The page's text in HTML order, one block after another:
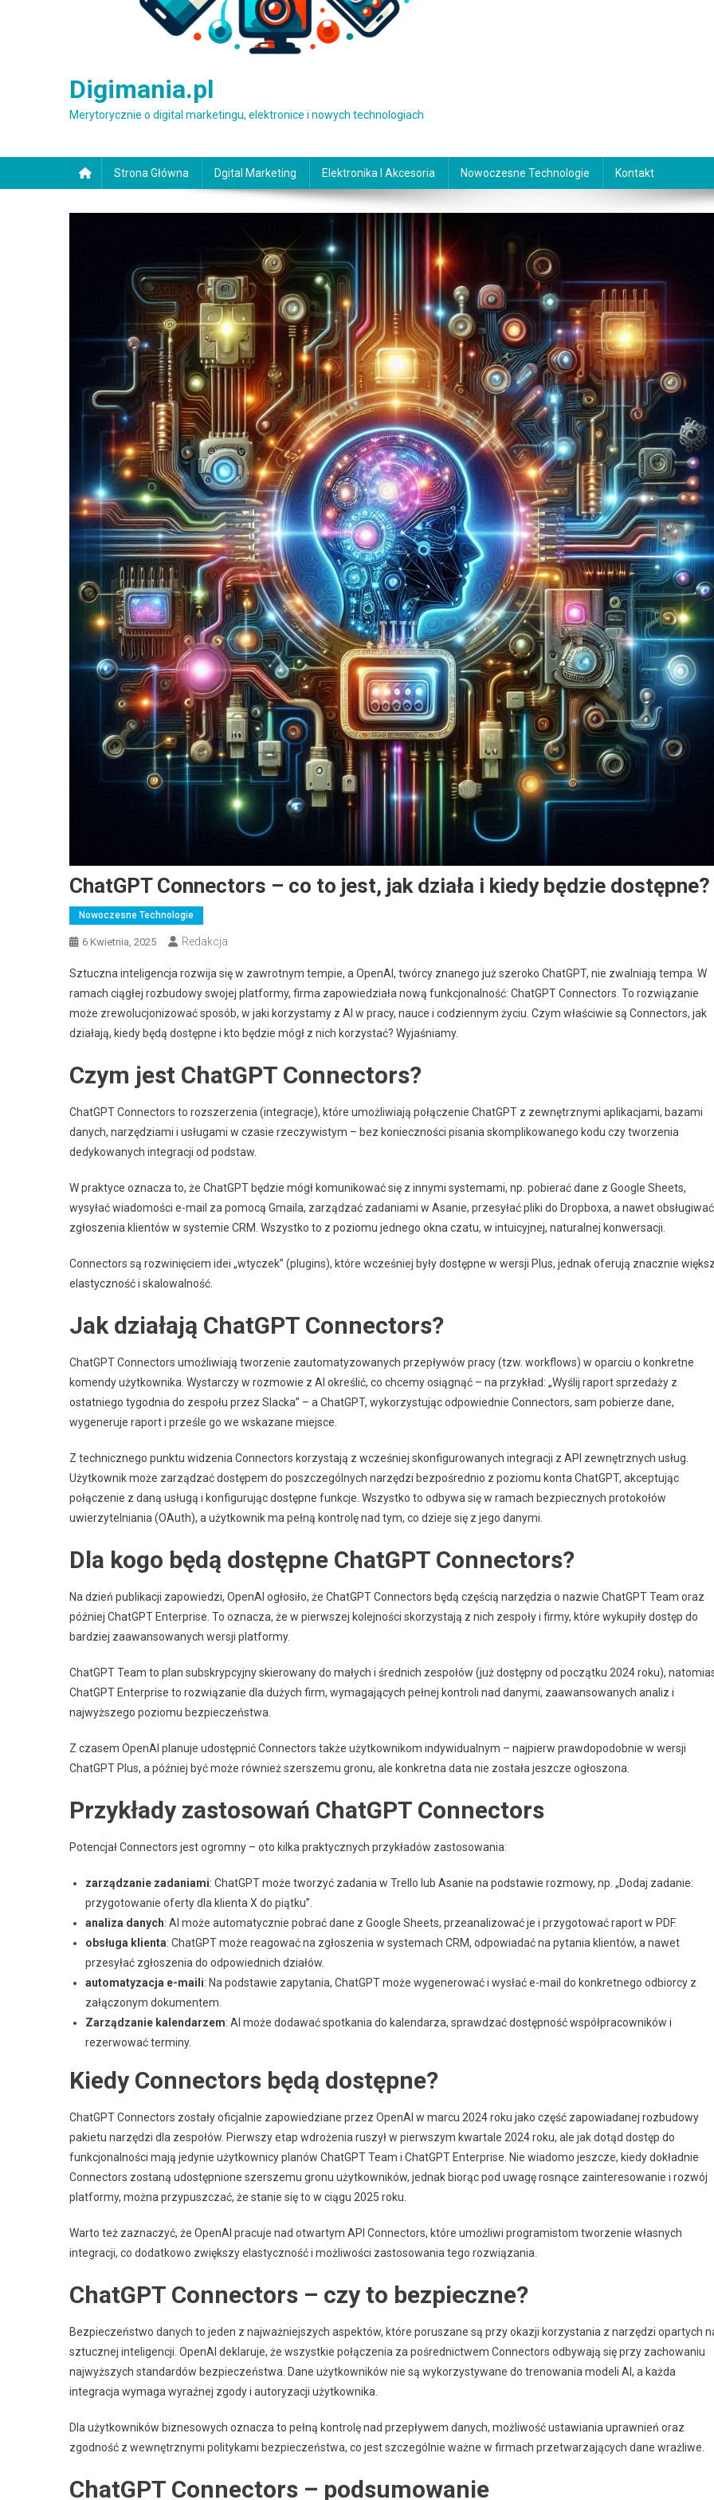
Digimania.pl
Merytorycznie o digital marketingu, elektronice i nowych technologiach
Strona Główna Dgital Marketing Elektronika I Akcesoria Nowoczesne Technologie Kontakt
ChatGPT Connectors – co to jest, jak działa i kiedy będzie dostępne?
Nowoczesne Technologie
6 Kwietnia, 2025 Redakcja
Sztuczna inteligencja rozwija się w zawrotnym tempie, a OpenAI, twórcy znanego już szeroko ChatGPT, nie zwalniają tempa. W
ramach ciągłej rozbudowy swojej platformy, firma zapowiedziała nową funkcjonalność: ChatGPT Connectors. To rozwiązanie
może zrewolucjonizować sposób, w jaki korzystamy z AI w pracy, nauce i codziennym życiu. Czym właściwie są Connectors, jak
działają, kiedy będą dostępne i kto będzie mógł z nich korzystać? Wyjaśniamy.
Czym jest ChatGPT Connectors?
ChatGPT Connectors to rozszerzenia (integracje), które umożliwiają połączenie ChatGPT z zewnętrznymi aplikacjami, bazami
danych, narzędziami i usługami w czasie rzeczywistym – bez konieczności pisania skomplikowanego kodu czy tworzenia
dedykowanych integracji od podstaw.
W praktyce oznacza to, że ChatGPT będzie mógł komunikować się z innymi systemami, np. pobierać dane z Google Sheets,
wysyłać wiadomości e-mail za pomocą Gmaila, zarządzać zadaniami w Asanie, przesyłać pliki do Dropboxa, a nawet obsługiwać
zgłoszenia klientów w systemie CRM. Wszystko to z poziomu jednego okna czatu, w intuicyjnej, naturalnej konwersacji.
Connectors są rozwinięciem idei „wtyczek” (plugins), które wcześniej były dostępne w wersji Plus, jednak oferują znacznie
elastyczność i skalowalność.
Jak działają ChatGPT Connectors?
ChatGPT Connectors umożliwiają tworzenie zautomatyzowanych przepływów pracy (tzw. workflows) w oparciu o konkretne
komendy użytkownika. Wystarczy w rozmowie z AI określić, co chcemy osiągnąć – na przykład: „Wyślij raport sprzedaży z
ostatniego tygodnia do zespołu przez Slacka” – a ChatGPT, wykorzystując odpowiednie Connectors, sam pobierze dane,
wygeneruje raport i prześle go we wskazane miejsce.
Z technicznego punktu widzenia Connectors korzystają z wcześniej skonfigurowanych integracji z API zewnętrznych usług.
Użytkownik może zarządzać dostępem do poszczególnych narzędzi bezpośrednio z poziomu konta ChatGPT, akceptując
połączenie z daną usługą i konfigurując dostępne funkcje. Wszystko to odbywa się w ramach bezpiecznych protokołów
uwierzytelniania (OAuth), a użytkownik ma pełną kontrolę nad tym, co dzieje się z jego danymi.
Dla kogo będą dostępne ChatGPT Connectors?
Na dzień publikacji zapowiedzi, OpenAI ogłosiło, że ChatGPT Connectors będą częścią narzędzia o nazwie ChatGPT Team oraz
później ChatGPT Enterprise. To oznacza, że w pierwszej kolejności skorzystają z nich zespoły i firmy, które wykupiły dostęp do
bardziej zaawansowanych wersji platformy.
ChatGPT Team to plan subskrypcyjny skierowany do małych i średnich zespołów (już dostępny od początku 2024 roku),
ChatGPT Enterprise to rozwiązanie dla dużych firm, wymagających pełnej kontroli nad danymi, zaawansowanych analiz i
najwyższego poziomu bezpieczeństwa.
Z czasem OpenAI planuje udostępnić Connectors także użytkownikom indywidualnym – najpierw prawdopodobnie w wersji
ChatGPT Plus, a później być może również szerszemu gronu, ale konkretna data nie została jeszcze ogłoszona.
Przykłady zastosowań ChatGPT Connectors
Potencjał Connectors jest ogromny – oto kilka praktycznych przykładów zastosowania:
zarządzanie zadaniami: ChatGPT może tworzyć zadania w Trello lub Asanie na podstawie rozmowy, np. „Dodaj zadanie:
przygotowanie oferty dla klienta X do piątku”.
analiza danych: AI może automatycznie pobrać dane z Google Sheets, przeanalizować je i przygotować raport w PDF.
obsługa klienta: ChatGPT może reagować na zgłoszenia w systemach CRM, odpowiadać na pytania klientów, a nawet
przesyłać zgłoszenia do odpowiednich działów.
automatyzacja e-maili: Na podstawie zapytania, ChatGPT może wygenerować i wysłać e-mail do konkretnego odbiorcy z
załączonym dokumentem.
Zarządzanie kalendarzem: AI może dodawać spotkania do kalendarza, sprawdzać dostępność współpracowników i
rezerwować terminy.
Kiedy Connectors będą dostępne?
ChatGPT Connectors zostały oficjalnie zapowiedziane przez OpenAI w marcu 2024 roku jako część zapowiadanej rozbudowy
pakietu narzędzi dla zespołów. Pierwszy etap wdrożenia ruszył w pierwszym kwartale 2024 roku, ale jak dotąd dostęp do
funkcjonalności mają jedynie użytkownicy planów ChatGPT Team i ChatGPT Enterprise. Nie wiadomo jeszcze, kiedy dokładnie
Connectors zostaną udostępnione szerszemu gronu użytkowników, jednak biorąc pod uwagę rosnące zainteresowanie i rozwój
platformy, można przypuszczać, że stanie się to w ciągu 2025 roku.
Warto też zaznaczyć, że OpenAI pracuje nad otwartym API Connectors, które umożliwi programistom tworzenie własnych
integracji, co dodatkowo zwiększy elastyczność i możliwości zastosowania tego rozwiązania.
ChatGPT Connectors – czy to bezpieczne?
Bezpieczeństwo danych to jeden z najważniejszych aspektów, które poruszane są przy okazji korzystania z narzędzi opartych
sztucznej inteligencji. OpenAI deklaruje, że wszystkie połączenia za pośrednictwem Connectors odbywają się przy zachowaniu
najwyższych standardów bezpieczeństwa. Dane użytkowników nie są wykorzystywane do trenowania modeli AI, a każda
integracja wymaga wyraźnej zgody i autoryzacji użytkownika.
Dla użytkowników biznesowych oznacza to pełną kontrolę nad przepływem danych, możliwość ustawiania uprawnień oraz
zgodność z wewnętrznymi politykami bezpieczeństwa, co jest szczególnie ważne w firmach przetwarzających dane wrażliwe.
ChatGPT Connectors – podsumowanie